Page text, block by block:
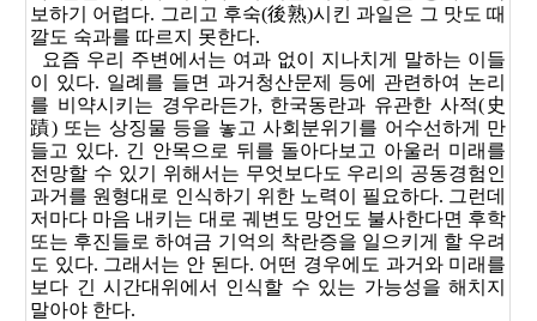
보하기 어렵다. 그리고 후숙(後熟)시킨 과일은 그 맛도 때
깔도 숙과를 따르지 못한다.
요즘 우리 주변에서는 여과 없이 지나치게 말하는 이들
이 있다. 일례를 들면 과거청산문제 등에 관련하여 논리
를 비약시키는 경우라든가, 한국동란과 유관한 사적(史
蹟) 또는 상징물 등을 놓고 사회분위기를 어수선하게 만
들고 있다. 긴 안목으로 뒤를 돌아다보고 아울러 미래를
전망할 수 있기 위해서는 무엇보다도 우리의 공동경험인
과거를 원형대로 인식하기 위한 노력이 필요하다. 그런데
저마다 마음 내키는 대로 궤변도 망언도 불사한다면 후학
또는 후진들로 하여금 기억의 착란증을 일으키게 할 우려
도 있다. 그래서는 안 된다. 어떤 경우에도 과거와 미래를
보다 긴 시간대위에서 인식할 수 있는 가능성을 해치지
말아야 한다.